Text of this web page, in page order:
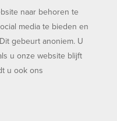
naar behoren te
media te bieden en
gebeurt anoniem. U
u onze website blijft
u ook ons